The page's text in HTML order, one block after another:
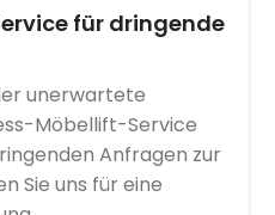
für dringende
unerwartete
Möbellift-Service
Anfragen zur
Sie uns für eine